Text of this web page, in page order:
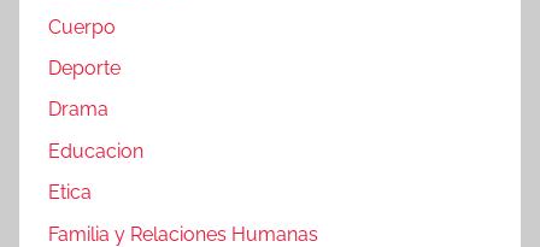
Cuerpo
Deporte
Drama
Educacion
Etica
Familia y Relaciones Humanas